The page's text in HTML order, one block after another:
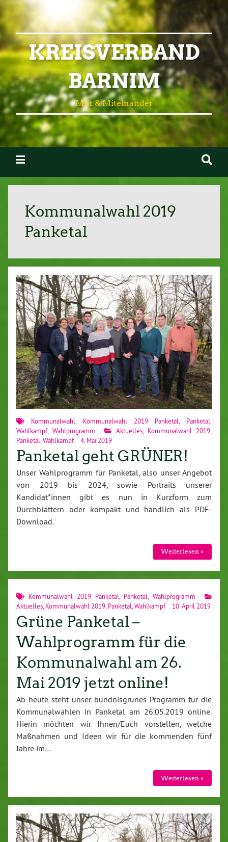
KREISVERBAND
BARNIM
Mut & Miteinander
Kommunalwahl 2019
Panketal
Kommunalwahl, Kommunalwahl 2019 Panketal, Panketal,
Wahlkampf,Wahlprogramm Aktuelles, Kommunalwahl 2019,
Panketal,Wahlkampf 4. Mai 2019
Panketal geht GRÜNER!
Unser Wahlprogramm für Panketal, also unser Angebot
von 2019 bis 2024, sowie Portraits unserer
Kandidat*innen gibt es nun in Kurzform zum
Durchblättern oder kompakt und handlich als PDF-
Download.
Weiterlesen »
Kommunalwahl 2019 Panketal Panketal ,Wahlprogramm
Aktuelles Kommunalwahl 2019 Panketal Wahlkampf 10. April 2019
Grüne Panketal –
Wahlprogramm für die
Kommunalwahl am 26.
Mai 2019 jetzt online!
Ab heute steht unser bündnisgrünes Programm für die
Kommunalwahlen in Panketal am 26.05.2019 online.
Hierin möchten wir Ihnen/Euch vorstellen, welche
Maßnahmen und Ideen wir für die kommenden fünf
Jahre im…
Weiterlesen »